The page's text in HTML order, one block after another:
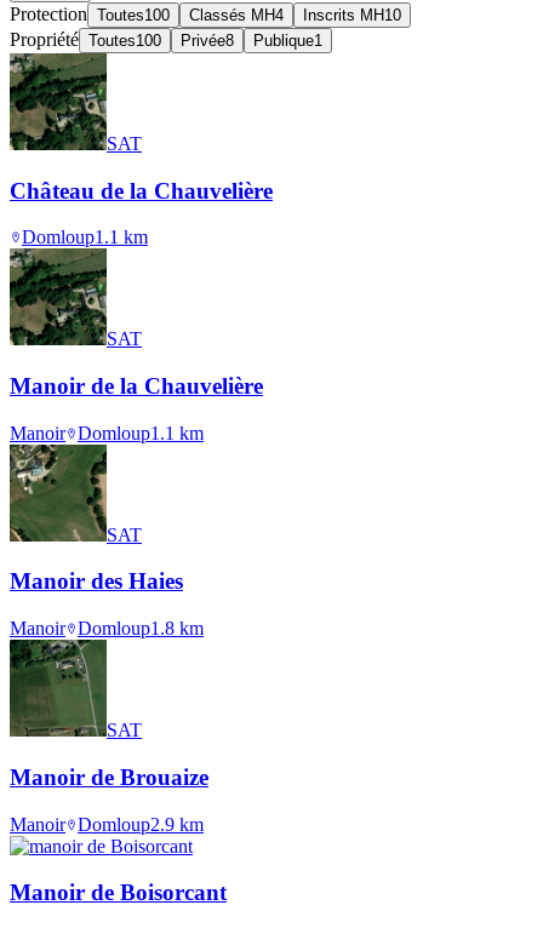
Protection Toutes100 Classés MH4 Inscrits MH10
Propriété Toutes100 Privée8 Publique1
SAT
Château de la Chauvelière
Domloup1.1 km
SAT
Manoir de la Chauvelière
Manoir Domloup1.1 km
SAT
Manoir des Haies
Manoir Domloup1.8 km
SAT
Manoir de Brouaize
Manoir Domloup2.9 km
Manoir de Boisorcant